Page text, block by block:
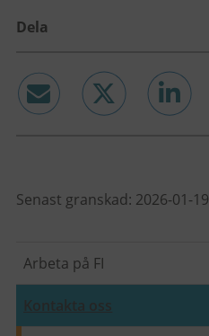
Dela
Senast granskad: 2026-01-19
Arbeta på FI
Kontakta oss